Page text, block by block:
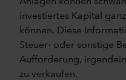
investiertes Kapital
können. Diese
Steuer- oder sonstige
Aufforderung,
zu verkaufen.